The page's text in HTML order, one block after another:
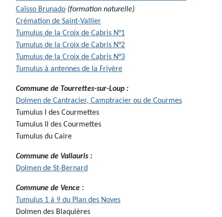
Caïsso Brunado (formation naturelle)
Crémation de Saint-Vallier
Tumulus de la Croix de Cabris N°1
Tumulus de la Croix de Cabris N°2
Tumulus de la Croix de Cabris N°3
Tumulus à antennes de la Friyère
Commune de Tourrettes-sur-Loup :
Dolmen de Cantracier, Camptracier ou de Courmes
Tumulus I des Courmettes
Tumulus II des Courmettes
Tumulus du Caire
Commune de Vallauris :
Dolmen de St-Bernard
Commune de Vence :
Tumulus 1 à 9 du Plan des Noves
Dolmen des Blaquières